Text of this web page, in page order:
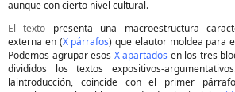
aunque con cierto nivel cultural.
El texto presenta una macroestructura
externa en (X párrafos) que elautor moldea para
Podemos agrupar esos X apartados en los tres
divididos los textos expositivos-
laintroducción, coincide con el primer